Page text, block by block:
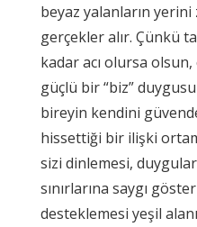
beyaz yalanların
gerçekler alır. Çünkü
kadar acı olursa
güçlü bir “biz”
bireyin kendini
hissettiği bir ilişki
sizi dinlemesi,
sınırlarına saygı
desteklemesi yeşil